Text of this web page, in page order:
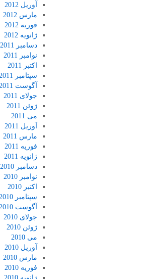
آوریل 2012
مارس 2012
فوریه 2012
ژانویه 2012
دسامبر 2011
نوامبر 2011
اکتبر 2011
سپتامبر 2011
آگوست 2011
جولای 2011
ژوئن 2011
می 2011
آوریل 2011
مارس 2011
فوریه 2011
ژانویه 2011
دسامبر 2010
نوامبر 2010
اکتبر 2010
سپتامبر 2010
آگوست 2010
جولای 2010
ژوئن 2010
می 2010
آوریل 2010
مارس 2010
فوریه 2010